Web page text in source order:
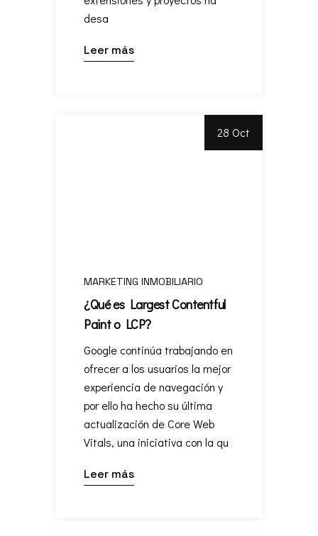
desa
Leer más
28 Oct
MARKETING INMOBILIARIO
¿Qué es Largest Contentful
Paint o LCP?
Google continúa trabajando en
ofrecer a los usuarios la mejor
experiencia de navegación y
por ello ha hecho su última
actualización de Core Web
Vitals, una iniciativa con la qu
Leer más